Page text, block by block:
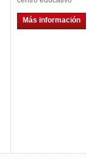
Más información